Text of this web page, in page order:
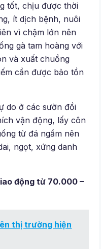
tốt, chịu được thời
ít dịch bệnh, nuôi
vì chậm lớn nên
gà tam hoàng với
và xuất chuồng
cần được bảo tồn
do ở các sườn đồi
vận động, lấy côn
từ đá ngầm nên
ngọt, xứng danh
động từ 70.000 –
thị trường hiện